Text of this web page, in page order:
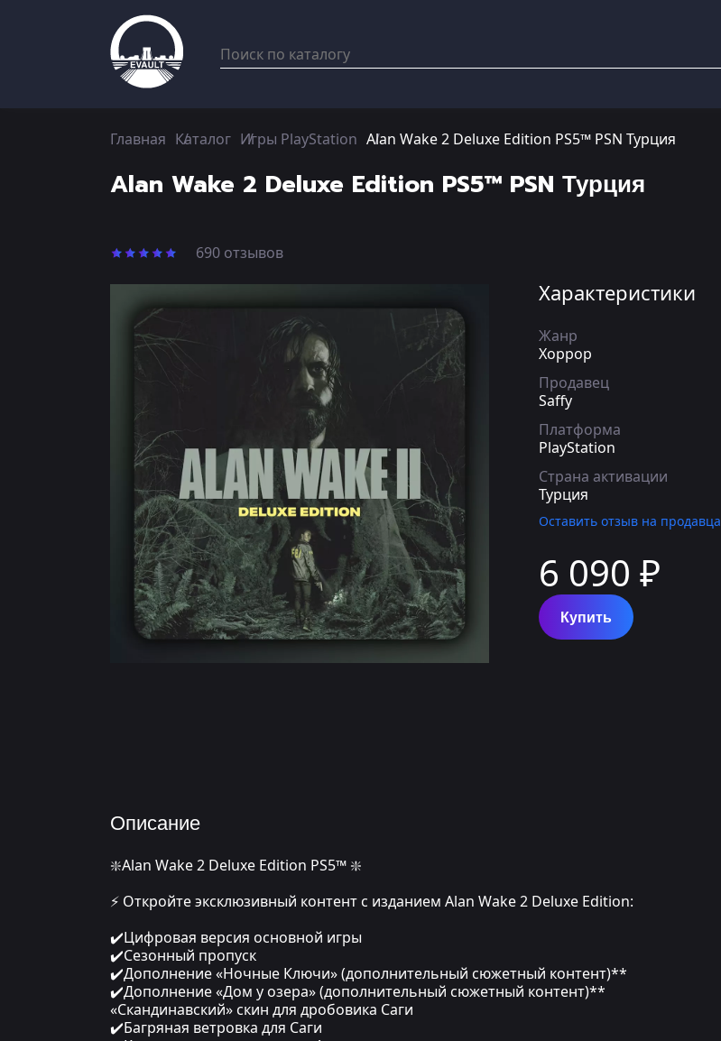
Главная Каталог Игры PlayStation Alan Wake 2 Deluxe Edition PS5™ PSN Турция
Alan Wake 2 Deluxe Edition PS5™ PSN Турция
690 отзывов
Характеристики
Жанр
Хоррор
Продавец
Saffy
Платформа
PlayStation
Страна активации
Турция
Оставить отзыв на продавца
6 090 ₽
Купить
Описание
❇️Alan Wake 2 Deluxe Edition PS5™ ❇️
⚡ Откройте эксклюзивный контент с изданием Alan Wake 2 Deluxe Edition:
✔️Цифровая версия основной игры
✔️Сезонный пропуск
✔️Дополнение «Ночные Ключи» (дополнительный сюжетный контент)**
✔️Дополнение «Дом у озера» (дополнительный сюжетный контент)**
«Скандинавский» скин для дробовика Саги
✔️Багряная ветровка для Саги